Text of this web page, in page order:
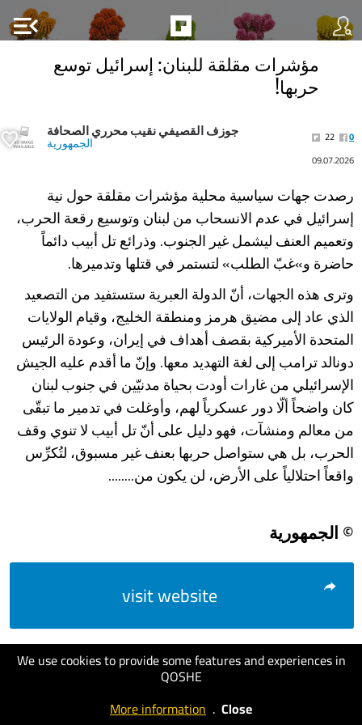
menu_open
We use cookies to provide some features and experiences in
QOSHE
More information . Close
مؤشرات مقلقة للبنان: إسرائيل توسع
حربها!
جوزف القصيفي نقيب محرري الصحافة
الجمهورية 22
0
09.07.2026
رصدت جهات سياسية محلية مؤشرات مقلقة حول نية
إسرائيل في عدم الانسحاب من لبنان وتوسيع رقعة الحرب،
وتعميم العنف ليشمل غير الجنوب. وذرائع تل أبيب دائماً
حاضرة و»غبّ الطلب» لتستمر في قتلها وتدميرها.
وترى هذه الجهات، أنّ الدولة العبرية ستستفيد من التصعيد
الذي عاد إلى مضيق هرمز ومنطقة الخليج، وقيام الولايات
المتحدة الأميركية بقصف أهداف في إيران، وعودة الرئيس
دونالد ترامب إلى لغة التهديد معها. وإنّ ما أقدم عليه الجيش
الإسرائيلي من غارات أودت بحياة مدنيّين في جنوب لبنان
كان واضحاً ألّا دور عسكرياً لهم، وأوغلت في تدمير ما تبقّى
من معالم ومنشآت، فهو دليل على أنّ تل أبيب لا تنوي وقف
الحرب، بل هي ستواصل حربها بعنف غير مسبوق، لتُكرِّس
واقعاً احتلالياً على الأرض، لن يكون من........
© الجمهورية
visit website